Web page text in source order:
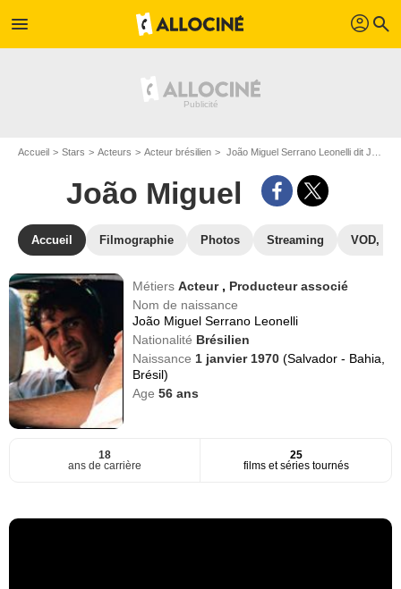
menu profil search
Accueil Stars Acteurs Acteur brésilien João Miguel Serrano Leonelli dit João Miguel
João Miguel
Accueil Filmographie Photos Streaming VOD,
MétiersActeur , Producteur associé
Nom de naissance
João Miguel Serrano Leonelli
Nationalité Brésilien
Naissance 1 janvier 1970(Salvador - Bahia,
Brésil)
Age56 ans
18
ans de carrière
25
films et séries tournés